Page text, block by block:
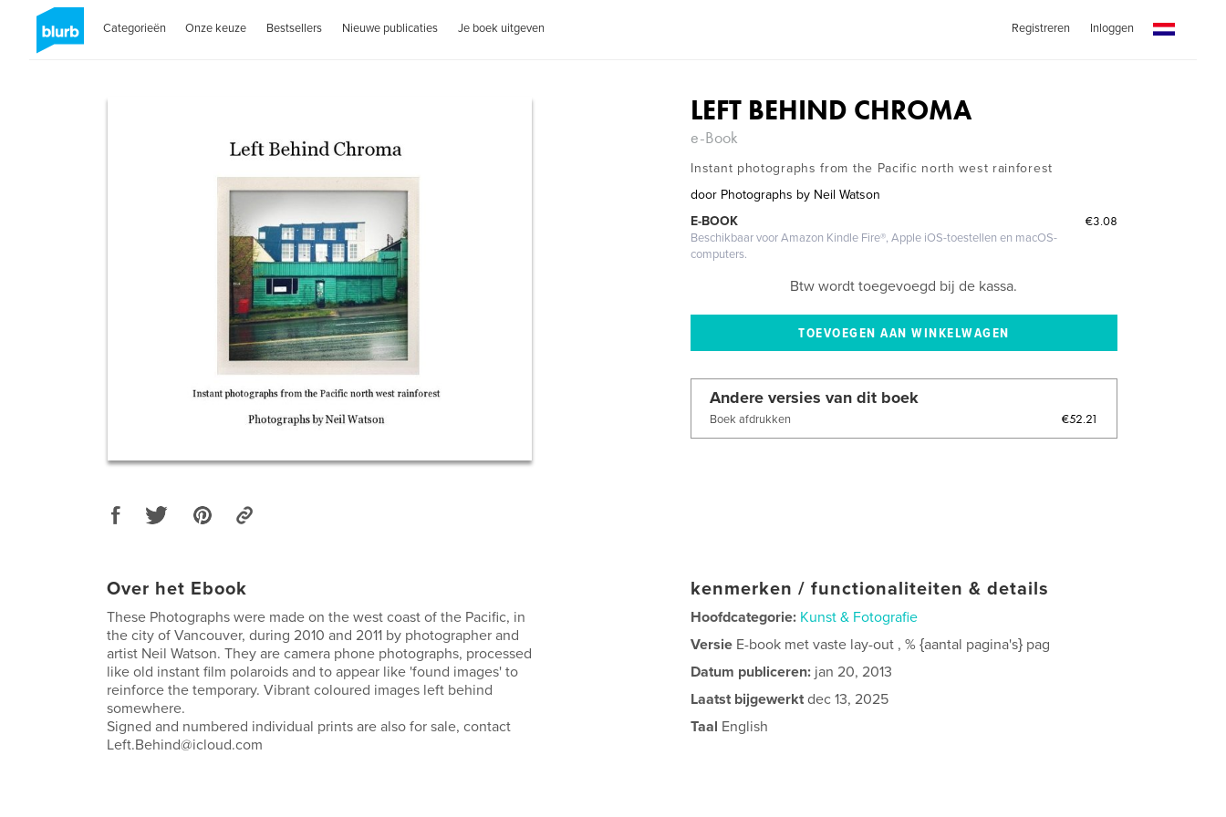
Categorieën Onze keuze Bestsellers Nieuwe publicaties Je boek uitgeven Registreren Inloggen
LEFT BEHIND CHROMA
e-Book
Instant photographs from the Pacific north west rainforest
door Photographs by Neil Watson
€3.08
E-BOOK
Beschikbaar voor Amazon Kindle Fire®, Apple iOS-toestellen en macOS-
computers.
Btw wordt toegevoegd bij de kassa.
Andere versies van dit boek
Boek afdrukken €52.21
Over het Ebook
These Photographs were made on the west coast of the Pacific, in
the city of Vancouver, during 2010 and 2011 by photographer and
artist Neil Watson. They are camera phone photographs, processed
like old instant film polaroids and to appear like 'found images' to
reinforce the temporary. Vibrant coloured images left behind
somewhere.
Signed and numbered individual prints are also for sale, contact
Left.Behind@icloud.com
kenmerken / functionaliteiten & details
Hoofdcategorie: Kunst & Fotografie
Versie E-book met vaste lay-out , % {aantal pagina's} pag
Datum publiceren: jan 20, 2013
Laatst bijgewerkt dec 13, 2025
Taal English